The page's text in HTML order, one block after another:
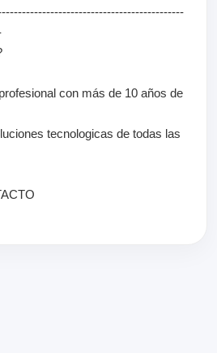
con más de 10 años de
tecnologicas de todas las